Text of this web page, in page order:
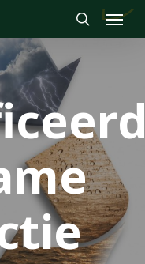
search
Menu